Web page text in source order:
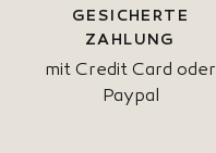
GESICHERTE
ZAHLUNG
mit Credit Card oder
Paypal